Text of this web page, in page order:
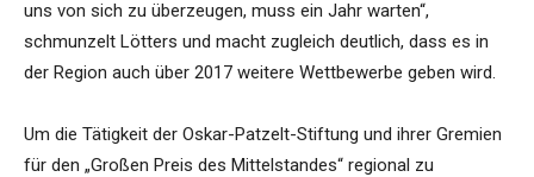
uns von sich zu überzeugen, muss ein Jahr warten“,
schmunzelt Lötters und macht zugleich deutlich, dass es in
der Region auch über 2017 weitere Wettbewerbe geben wird.
Um die Tätigkeit der Oskar-Patzelt-Stiftung und ihrer Gremien
für den „Großen Preis des Mittelstandes“ regional zu